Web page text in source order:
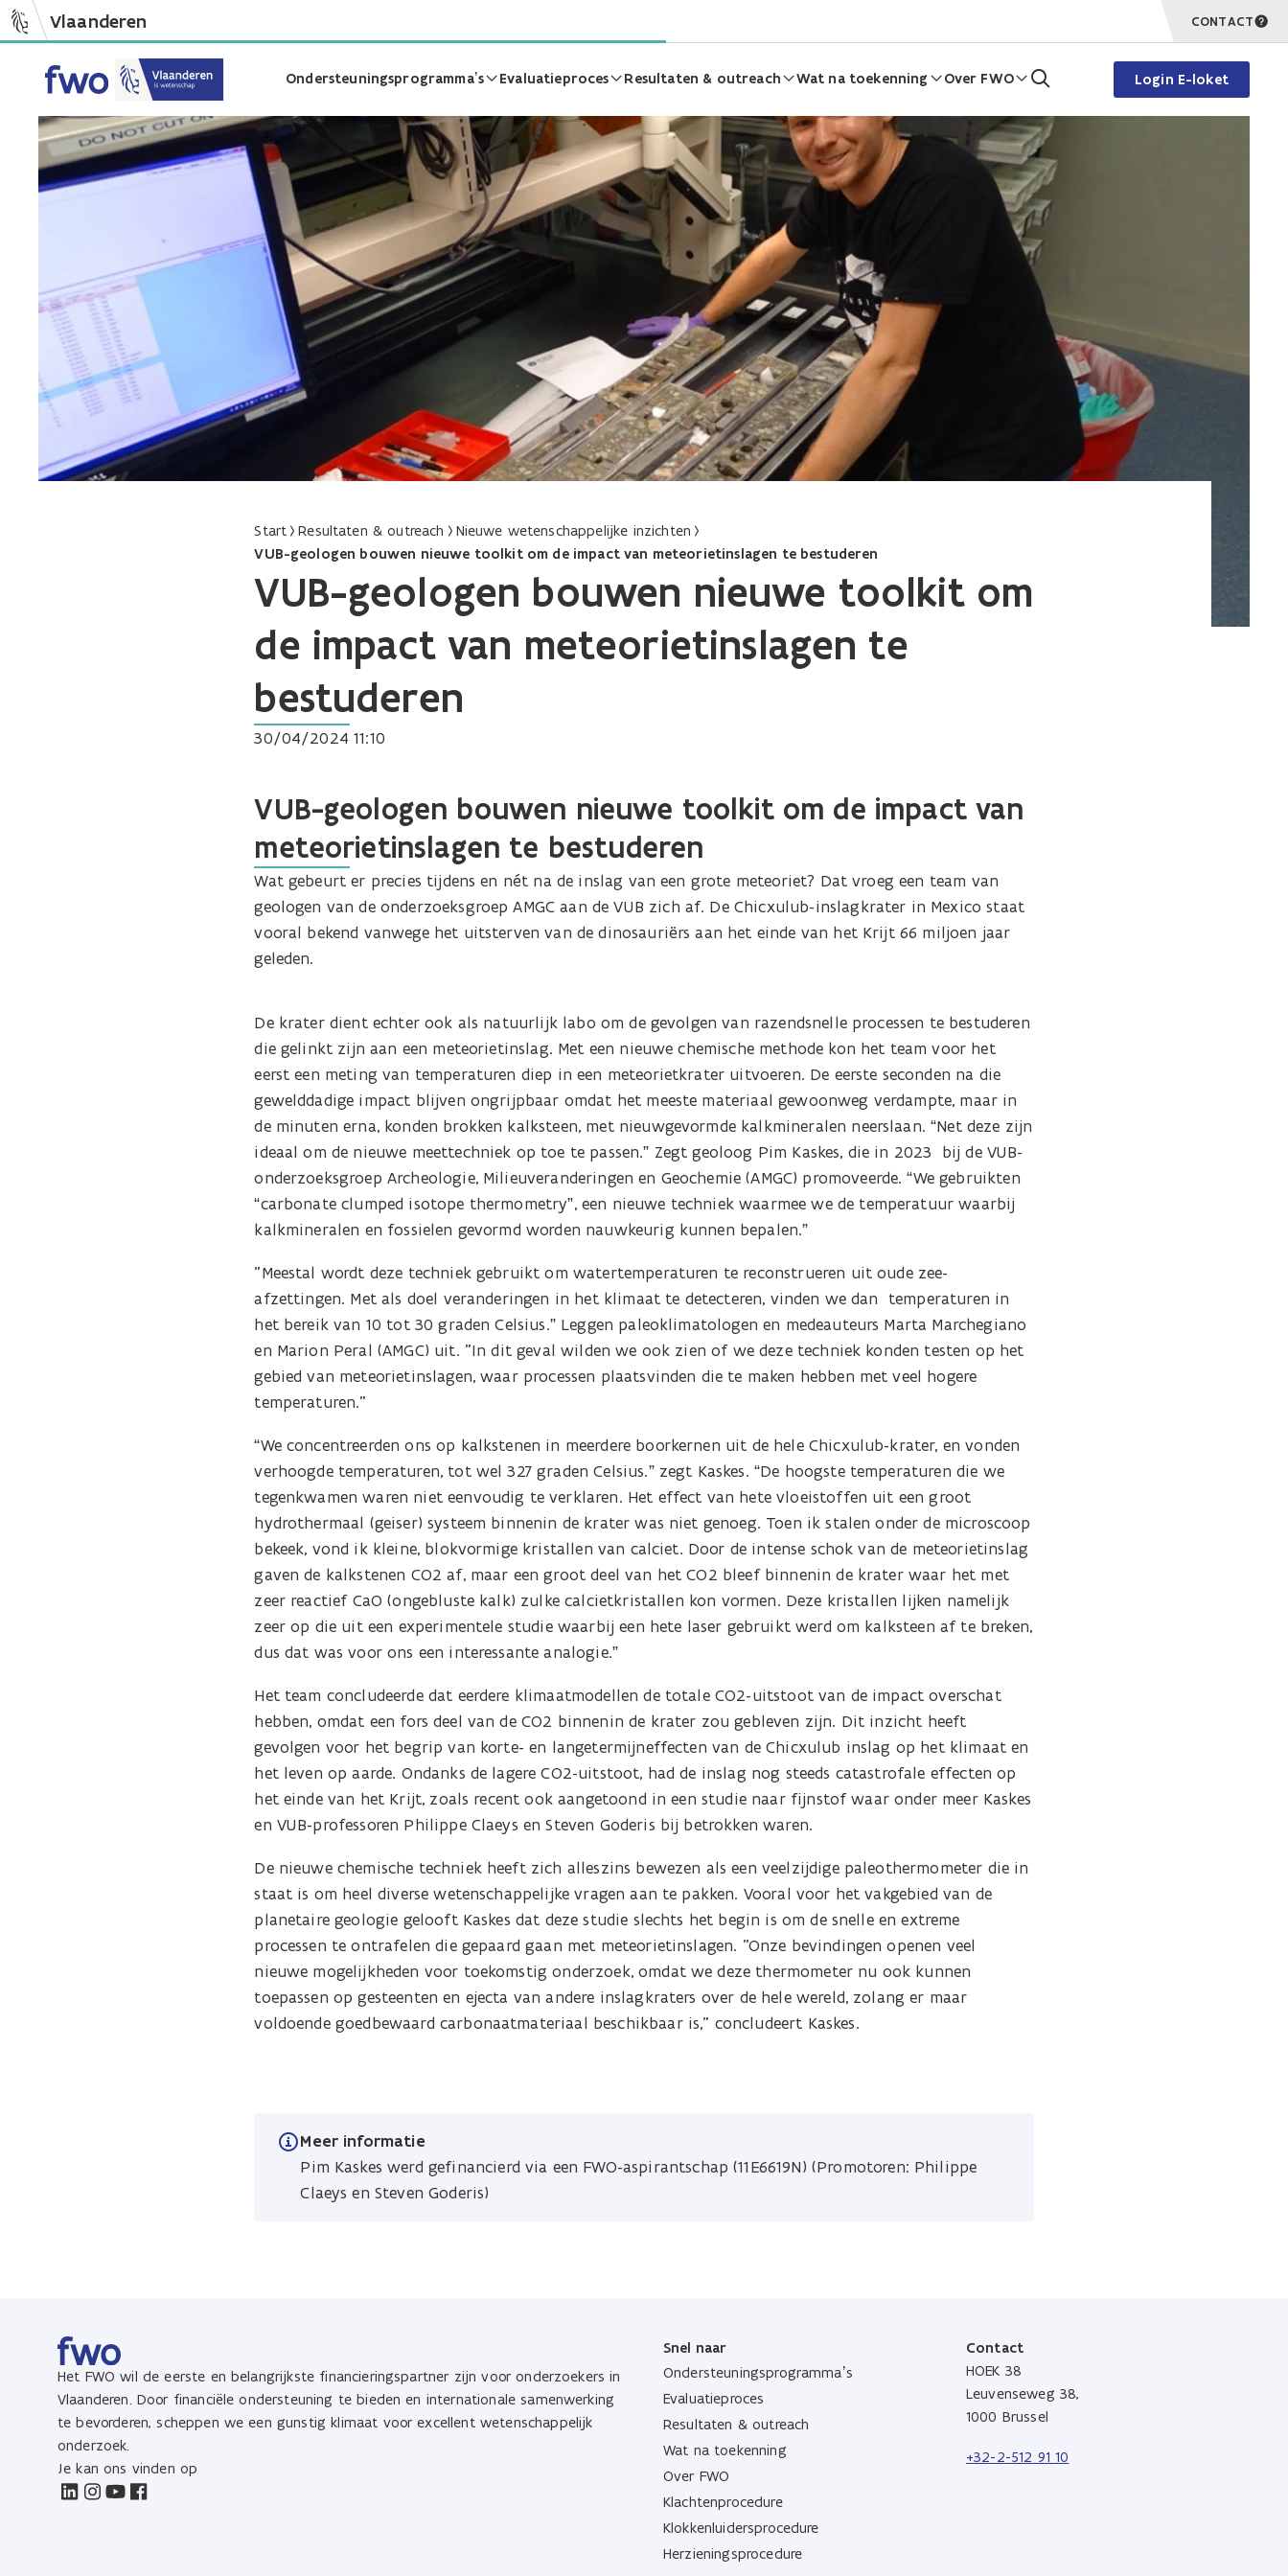
Vlaanderen CONTACT
Ondersteuningsprogramma’s Evaluatieproces Resultaten & outreach Wat na toekenning Over FWO Login E-loket
Start Resultaten & outreach
Nieuwe wetenschappelijke inzichten
VUB-geologen bouwen nieuwe toolkit om de impact van meteorietinslagen te bestuderen
VUB-geologen bouwen nieuwe toolkit om
de impact van meteorietinslagen te
bestuderen
30/04/2024 11:10
VUB-geologen bouwen nieuwe toolkit om de impact van
meteorietinslagen te bestuderen
Wat gebeurt er precies tijdens en nét na de inslag van een grote meteoriet? Dat vroeg een team van
geologen van de onderzoeksgroep AMGC aan de VUB zich af. De Chicxulub-inslagkrater in Mexico staat
vooral bekend vanwege het uitsterven van de dinosauriërs aan het einde van het Krijt 66 miljoen jaar
geleden.
De krater dient echter ook als natuurlijk labo om de gevolgen van razendsnelle processen te bestuderen
die gelinkt zijn aan een meteorietinslag. Met een nieuwe chemische methode kon het team voor het
eerst een meting van temperaturen diep in een meteorietkrater uitvoeren. De eerste seconden na die
gewelddadige impact blijven ongrijpbaar omdat het meeste materiaal gewoonweg verdampte, maar in
de minuten erna, konden brokken kalksteen, met nieuwgevormde kalkmineralen neerslaan. “Net deze zijn
ideaal om de nieuwe meettechniek op toe te passen.” Zegt geoloog Pim Kaskes, die in 2023 ​ bij de VUB-
onderzoeksgroep Archeologie, Milieuveranderingen en Geochemie (AMGC) promoveerde. “We gebruikten
“carbonate clumped isotope thermometry”, een nieuwe techniek waarmee we de temperatuur waarbij
kalkmineralen en fossielen gevormd worden nauwkeurig kunnen bepalen.”
"Meestal wordt deze techniek gebruikt om watertemperaturen te reconstrueren uit oude zee-
afzettingen. Met als doel veranderingen in het klimaat te detecteren, vinden we dan ​ temperaturen in
het bereik van 10 tot 30 graden Celsius.” Leggen paleoklimatologen en medeauteurs Marta Marchegiano
en Marion Peral (AMGC) uit. "In dit geval wilden we ook zien of we deze techniek konden testen op het
gebied van meteorietinslagen, waar processen plaatsvinden die te maken hebben met veel hogere
temperaturen."
“We concentreerden ons op kalkstenen in meerdere boorkernen uit de hele Chicxulub-krater, en vonden
verhoogde temperaturen, tot wel 327 graden Celsius.” zegt Kaskes. “De hoogste temperaturen die we
tegenkwamen waren niet eenvoudig te verklaren. Het effect van hete vloeistoffen uit een groot
hydrothermaal (geiser) systeem binnenin de krater was niet genoeg. Toen ik stalen onder de microscoop
bekeek, vond ik kleine, blokvormige kristallen van calciet. Door de intense schok van de meteorietinslag
gaven de kalkstenen CO2 af, maar een groot deel van het CO2 bleef binnenin de krater waar het met
zeer reactief CaO (ongebluste kalk) zulke calcietkristallen kon vormen. Deze kristallen lijken namelijk
zeer op die uit een experimentele studie waarbij een hete laser gebruikt werd om kalksteen af te breken,
dus dat was voor ons een interessante analogie.”
Het team concludeerde dat eerdere klimaatmodellen de totale CO2-uitstoot van de impact overschat
hebben, omdat een fors deel van de CO2 binnenin de krater zou gebleven zijn. Dit inzicht heeft
gevolgen voor het begrip van korte- en langetermijneffecten van de Chicxulub inslag op het klimaat en
het leven op aarde. Ondanks de lagere CO2-uitstoot, had de inslag nog steeds catastrofale effecten op
het einde van het Krijt, zoals recent ook aangetoond in een studie naar fijnstof waar onder meer Kaskes
en VUB-professoren Philippe Claeys en Steven Goderis bij betrokken waren.
De nieuwe chemische techniek heeft zich alleszins bewezen als een veelzijdige paleothermometer die in
staat is om heel diverse wetenschappelijke vragen aan te pakken. Vooral voor het vakgebied van de
planetaire geologie gelooft Kaskes dat deze studie slechts het begin is om de snelle en extreme
processen te ontrafelen die gepaard gaan met meteorietinslagen. "Onze bevindingen openen veel
nieuwe mogelijkheden voor toekomstig onderzoek, omdat we deze thermometer nu ook kunnen
toepassen op gesteenten en ejecta van andere inslagkraters over de hele wereld, zolang er maar
voldoende goedbewaard carbonaatmateriaal beschikbaar is," concludeert Kaskes.
Meer informatie
Pim Kaskes werd gefinancierd via een FWO-aspirantschap (11E6619N) (Promotoren: Philippe
Claeys en Steven Goderis)
Het FWO wil de eerste en belangrijkste financieringspartner zijn voor onderzoekers in
Vlaanderen. Door financiële ondersteuning te bieden en internationale samenwerking
te bevorderen, scheppen we een gunstig klimaat voor excellent wetenschappelijk
onderzoek.
Je kan ons vinden op
Snel naar
Ondersteuningsprogramma’s
Evaluatieproces
Resultaten & outreach
Wat na toekenning
Over FWO
Klachtenprocedure
Klokkenluidersprocedure
Herzieningsprocedure
Contact
HOEK 38
Leuvenseweg 38,
1000 Brussel
+32-2-512 91 10